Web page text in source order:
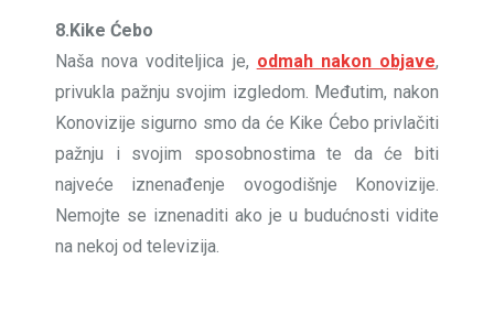
8.Kike Ćebo
Naša nova voditeljica je, odmah nakon objave,
privukla pažnju svojim izgledom. Međutim, nakon
Konovizije sigurno smo da će Kike Ćebo privlačiti
pažnju i svojim sposobnostima te da će biti
najveće iznenađenje ovogodišnje Konovizije.
Nemojte se iznenaditi ako je u budućnosti vidite
na nekoj od televizija.